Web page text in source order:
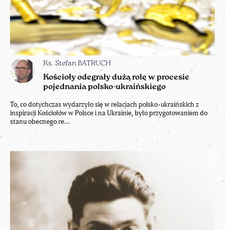
Ks. Stefan BATRUCH
Kościoły odegrały dużą rolę w procesie
pojednania polsko-ukraińskiego
To, co dotychczas wydarzyło się w relacjach polsko-ukraińskich z
inspiracji Kościołów w Polsce i na Ukrainie, było przygotowaniem do
stanu obecnego re...